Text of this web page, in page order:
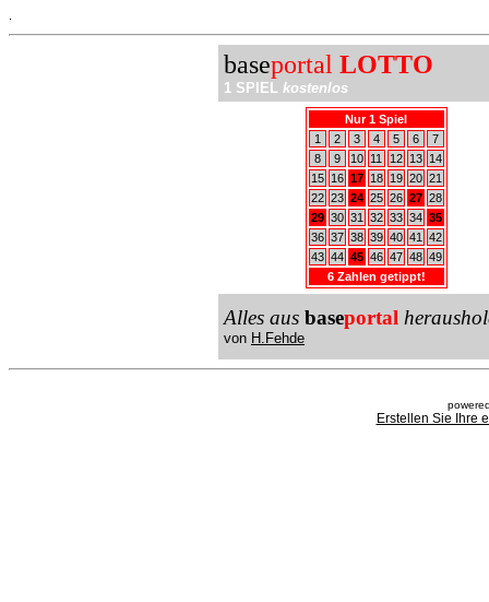
baseportal LOTTO
1 SPIEL kostenlos
Nur 1 Spiel
1
2 3 4 5 6
7
8
9 10 11 12 13
14
15
16 17 18 19 20 21
22 23 24 25 26 27 28
29 30 31 32 33 34 35
36 37 38 39 40 41
42
43 44 45 46 47 48 49
6 Zahlen getippt!
Alles aus baseportal
von H.Fehde
Erstellen Sie Ihre